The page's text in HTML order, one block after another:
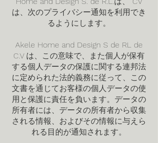
は、次のプライバシー通知を利用でき
るようにします。
Akele Home and Design S de RL de
C.V は、この意味で、また個人が保有
する個人データの保護に関する連邦法
に定められた法的義務に従って、この
文書を通じてお客様の個人データの使
用と保護に責任を負います。データの
所有者には、データの所有者から収集
される情報、およびその情報に与えら
れる目的が通知されます。